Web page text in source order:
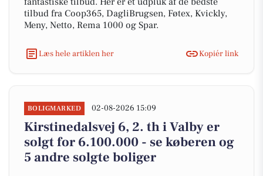
tilbud fra Coop365, DagliBrugsen, Føtex, Kvickly,
Meny, Netto, Rema 1000 og Spar.
Læs hele artiklen her Kopiér link
BOLIGMARKED 02-08-2026 15:09
Kirstinedalsvej 6, 2. th i Valby er
solgt for 6.100.000 - se køberen og
5 andre solgte boliger